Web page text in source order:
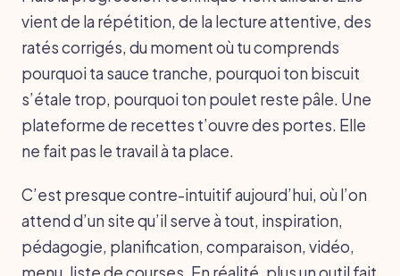
vient de la répétition, de la lecture attentive, des
ratés corrigés, du moment où tu comprends
pourquoi ta sauce tranche, pourquoi ton biscuit
s’étale trop, pourquoi ton poulet reste pâle. Une
plateforme de recettes t’ouvre des portes. Elle
ne fait pas le travail à ta place.
C’est presque contre-intuitif aujourd’hui, où l’on
attend d’un site qu’il serve à tout, inspiration,
pédagogie, planification, comparaison, vidéo,